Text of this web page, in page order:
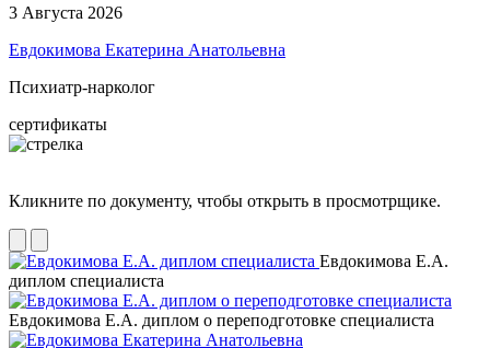
3 Августа 2026
Евдокимова Екатерина Анатольевна
Психиатр-нарколог
сертификаты
Кликните по документу, чтобы открыть в просмотрщике.
Евдокимова Е.А.
диплом специалиста
Евдокимова Е.А. диплом о переподготовке специалиста